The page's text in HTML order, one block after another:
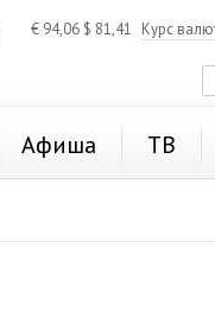
€ 94,06 $ 81,41 Курс
Афиша ТВ